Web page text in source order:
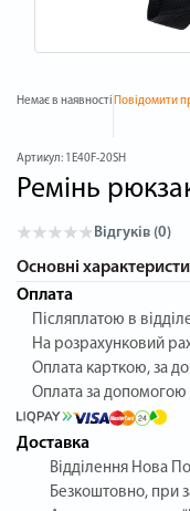
Немає в наявності Повідомити
Артикул: 1E40F-20SH
Ремінь
Відгуків (0)
Основні
Оплата
Післяплатою в
На розрахунковий
Оплата карткою, за
Оплата за допомогою
Доставка
Відділення Нова
Безкоштовно, при